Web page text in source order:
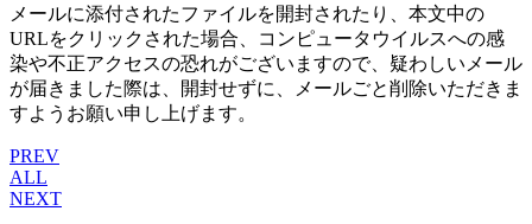
メールに添付されたファイルを開封されたり、本文中の
URLをクリックされた場合、コンピュータウイルスへの感
染や不正アクセスの恐れがございますので、疑わしいメール
が届きました際は、開封せずに、メールごと削除いただきま
すようお願い申し上げます。
PREV
ALL
NEXT